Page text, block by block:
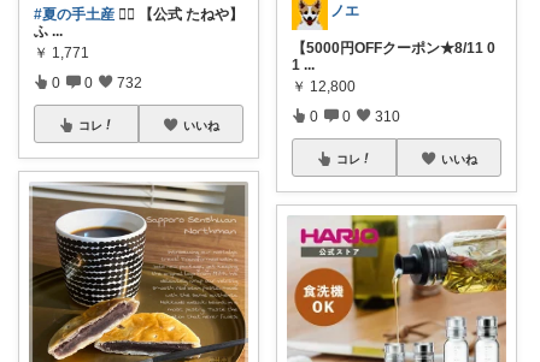
#夏の手土産 ❤️‍🔥 【公式 たねや】
ふ ...
￥ 1,771
0 0 732
コレ いいね
ノエ
【5000円OFFクーポン★8/11 0
1 ...
￥ 12,800
0 0 310
コレ いいね